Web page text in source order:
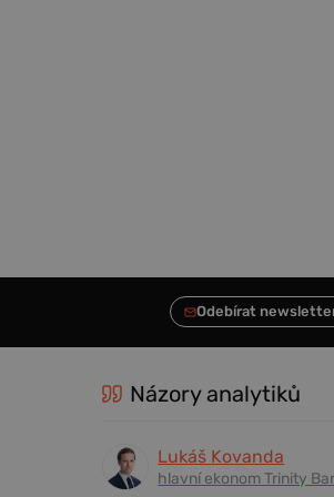
Názory analytiků
Lukáš Kovanda
hlavní ekonom Trinity